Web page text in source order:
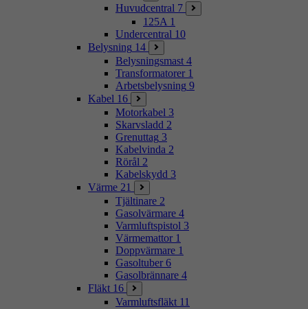
Huvudcentral 7
125A 1
Undercentral 10
Belysning 14
Belysningsmast 4
Transformatorer 1
Arbetsbelysning 9
Kabel 16
Motorkabel 3
Skarvsladd 2
Grenuttag 3
Kabelvinda 2
Rörål 2
Kabelskydd 3
Värme 21
Tjältinare 2
Gasolvärmare 4
Varmluftspistol 3
Värmemattor 1
Doppvärmare 1
Gasoltuber 6
Gasolbrännare 4
Fläkt 16
Varmluftsfläkt 11